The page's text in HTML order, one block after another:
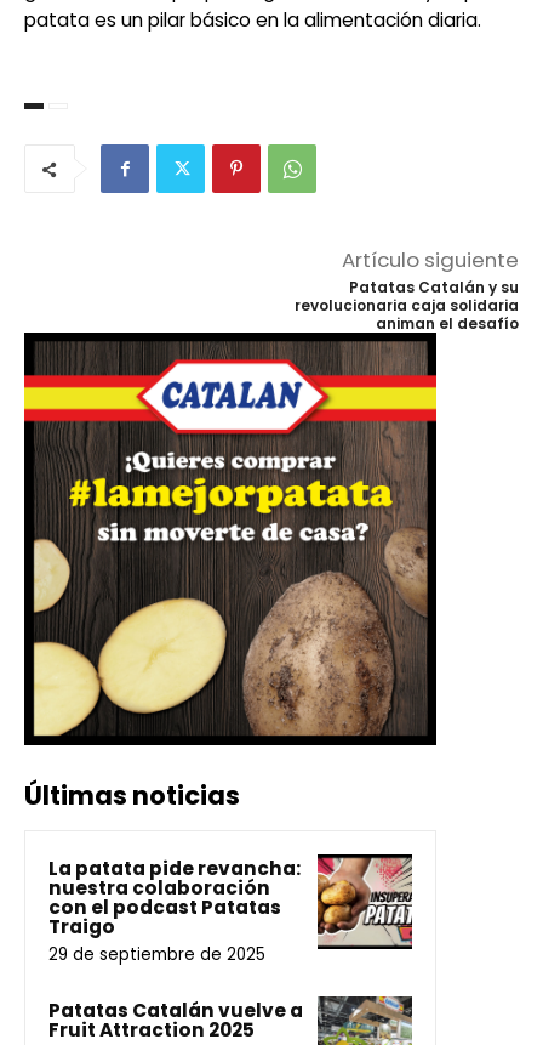
patata es un pilar básico en la alimentación diaria.
Artículo siguiente
Patatas Catalán y su
revolucionaria caja solidaria
animan el desafío
Últimas noticias
La patata pide revancha:
nuestra colaboración
con el podcast Patatas
Traigo
29 de septiembre de 2025
Patatas Catalán vuelve a
Fruit Attraction 2025